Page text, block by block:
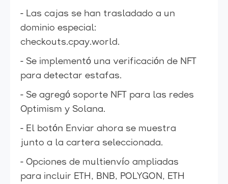
- Las cajas se han trasladado a un
dominio especial:
checkouts.cpay.world.
- Se implementó una verificación de NFT
para detectar estafas.
- Se agregó soporte NFT para las redes
Optimism y Solana.
- El botón Enviar ahora se muestra
junto a la cartera seleccionada.
- Opciones de multienvío ampliadas
para incluir ETH, BNB, POLYGON, ETH